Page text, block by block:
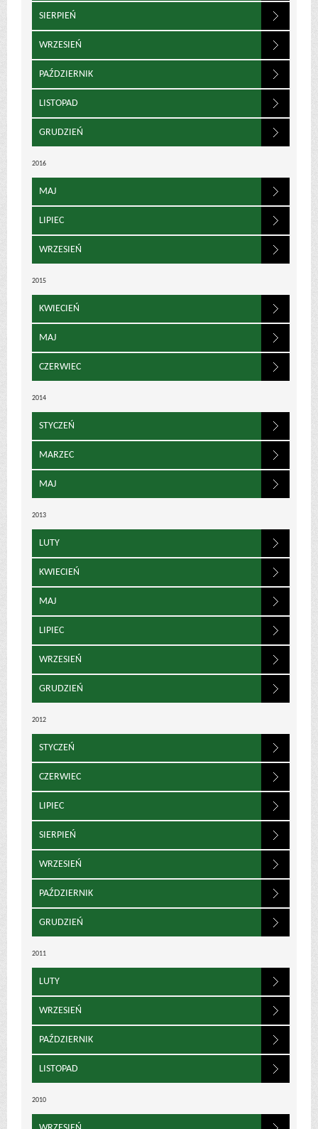
SIERPIEŃ
WRZESIEŃ
PAŹDZIERNIK
LISTOPAD
GRUDZIEŃ
2016
MAJ
LIPIEC
WRZESIEŃ
2015
KWIECIEŃ
MAJ
CZERWIEC
2014
STYCZEŃ
MARZEC
MAJ
2013
LUTY
KWIECIEŃ
MAJ
LIPIEC
WRZESIEŃ
GRUDZIEŃ
2012
STYCZEŃ
CZERWIEC
LIPIEC
SIERPIEŃ
WRZESIEŃ
PAŹDZIERNIK
GRUDZIEŃ
2011
LUTY
WRZESIEŃ
PAŹDZIERNIK
LISTOPAD
2010